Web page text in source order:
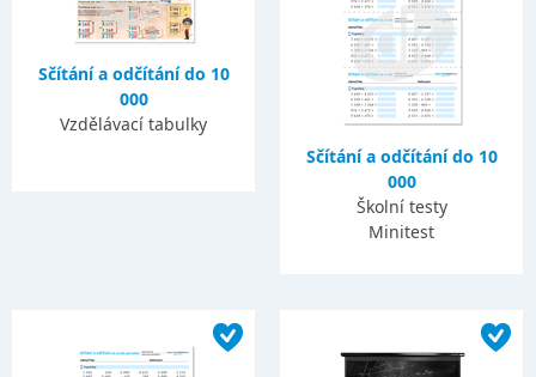
Sčítání a odčítání do 10
000
Vzdělávací tabulky
Sčítání a odčítání do 10
000
Školní testy
Minitest